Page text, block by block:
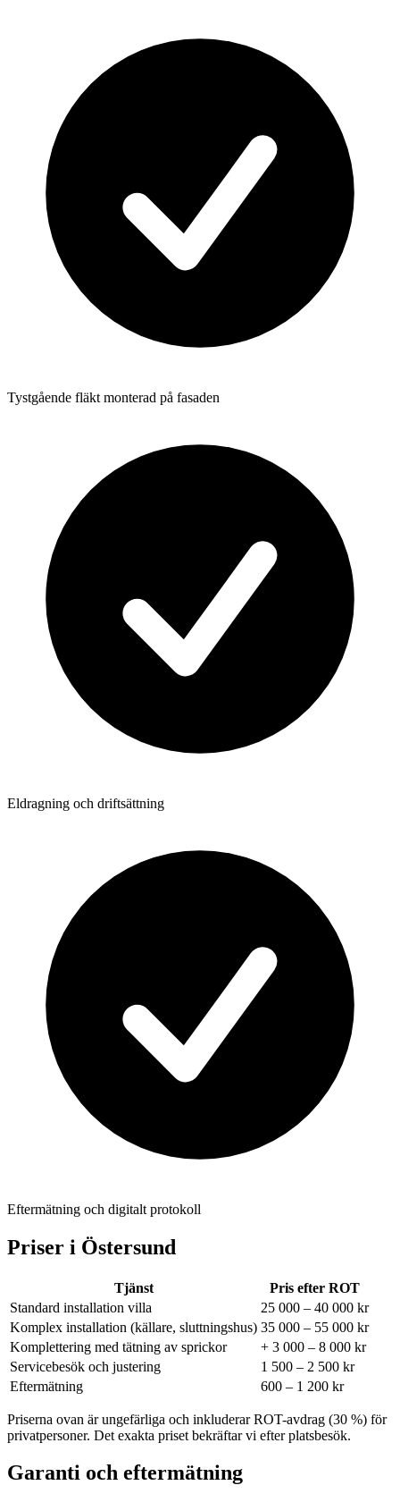
Tystgående fläkt monterad på fasaden
Eldragning och driftsättning
Eftermätning och digitalt protokoll
Priser i Östersund
Tjänst
Pris efter ROT
Standard installation villa
25 000 – 40 000 kr
Komplex installation (källare, sluttningshus) 35 000 – 55 000 kr
Komplettering med tätning av sprickor
+ 3 000 – 8 000 kr
Servicebesök och justering
1 500 – 2 500 kr
Eftermätning
600 – 1 200 kr
Priserna ovan är ungefärliga och inkluderar ROT-avdrag (30 %) för
privatpersoner. Det exakta priset bekräftar vi efter platsbesök.
Garanti och eftermätning